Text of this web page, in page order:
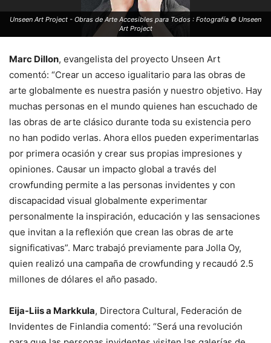
Unseen Art Project - Obras de Arte Accesibles para Todos : Fotografía © Unseen
Art Project
Marc Dillon, evangelista del proyecto Unseen Art
comentó: “Crear un acceso igualitario para las obras de
arte globalmente es nuestra pasión y nuestro objetivo. Hay
muchas personas en el mundo quienes han escuchado de
las obras de arte clásico durante toda su existencia pero
no han podido verlas. Ahora ellos pueden experimentarlas
por primera ocasión y crear sus propias impresiones y
opiniones. Causar un impacto global a través del
crowfunding permite a las personas invidentes y con
discapacidad visual globalmente experimentar
personalmente la inspiración, educación y las sensaciones
que invitan a la reflexión que crean las obras de arte
significativas”. Marc trabajó previamente para Jolla Oy,
quien realizó una campaña de crowfunding y recaudó 2.5
millones de dólares el año pasado.
Eija-Liis a Markkula, Directora Cultural, Federación de
Invidentes de Finlandia comentó: “Será una revolución